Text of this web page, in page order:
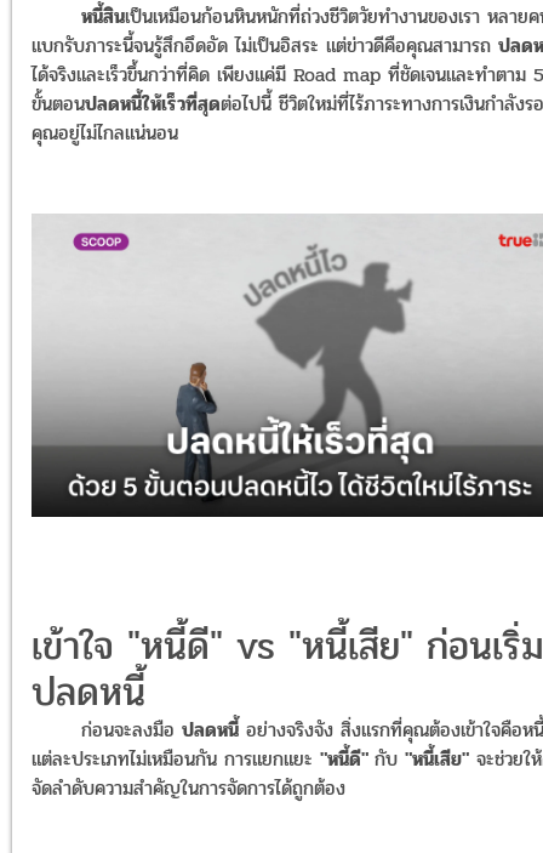
หนี้สินเป็นเหมือนก้อนหินหนักที่ถ่วงชีวิตวัยทำงานของเรา หลาย
แบกรับภาระนี้จนรู้สึกอึดอัด ไม่เป็นอิสระ แต่ข่าวดีคือคุณสามารถ ปลด
ได้จริงและเร็วขึ้นกว่าที่คิด เพียงแค่มี Road map ที่ชัดเจนและทำตาม 5
ขั้นตอนปลดหนี้ให้เร็วที่สุดต่อไปนี้ ชีวิตใหม่ที่ไร้ภาระทางการเงินกำลังรอ
คุณอยู่ไม่ไกลแน่นอน
เข้าใจ "หนี้ดี" vs "หนี้เสีย" ก่อนเริ่ม
ปลดหนี้
ก่อนจะลงมือ ปลดหนี้ อย่างจริงจัง สิ่งแรกที่คุณต้องเข้าใจคือหนี้
แต่ละประเภทไม่เหมือนกัน การแยกแยะ "หนี้ดี" กับ "หนี้เสีย" จะช่วย
จัดลำดับความสำคัญในการจัดการได้ถูกต้อง